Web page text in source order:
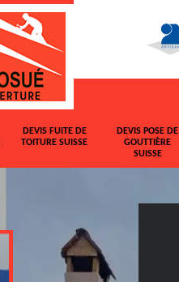
DEVIS FUITE DE
TOITURE SUISSE
DEVIS POSE DE
GOUTTIÈRE
SUISSE